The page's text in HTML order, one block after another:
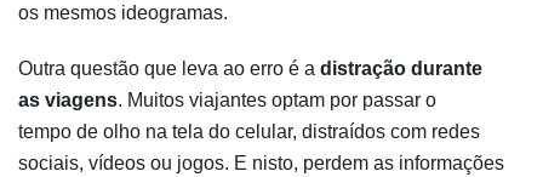
os mesmos ideogramas.
Outra questão que leva ao erro é a distração durante
as viagens. Muitos viajantes optam por passar o
tempo de olho na tela do celular, distraídos com redes
sociais, vídeos ou jogos. E nisto, perdem as informações